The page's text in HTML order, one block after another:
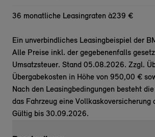
36 monatliche Leasingraten à239 €
Ein unverbindliches Leasingbeispiel der
Alle Preise inkl. der gegebenenfalls
Umsatzsteuer. Stand 05.08.2026. Zzgl.
Übergabekosten in Höhe von 950,00 €
Nach den Leasingbedingungen besteht
das Fahrzeug eine Vollkaskoversicherung
Gültig bis 30.09.2026.